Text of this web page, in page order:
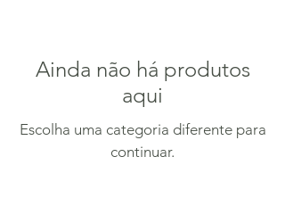
Ainda não há produtos
aqui
Escolha uma categoria diferente para
continuar.